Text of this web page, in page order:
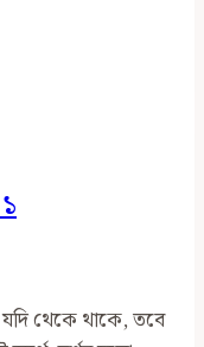
যদি থেকে থাকে, তবে